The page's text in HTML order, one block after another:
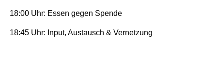
18:00 Uhr: Essen gegen Spende
18:45 Uhr: Input, Austausch & Vernetzung